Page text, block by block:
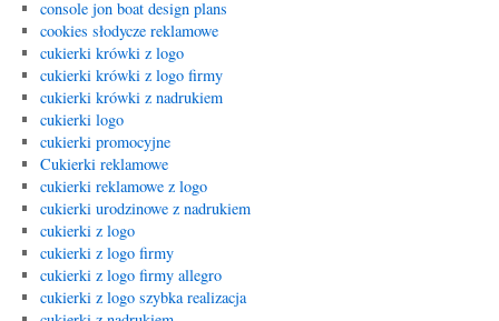
console jon boat design plans
cookies słodycze reklamowe
cukierki krówki z logo
cukierki krówki z logo firmy
cukierki krówki z nadrukiem
cukierki logo
cukierki promocyjne
Cukierki reklamowe
cukierki reklamowe z logo
cukierki urodzinowe z nadrukiem
cukierki z logo
cukierki z logo firmy
cukierki z logo firmy allegro
cukierki z logo szybka realizacja